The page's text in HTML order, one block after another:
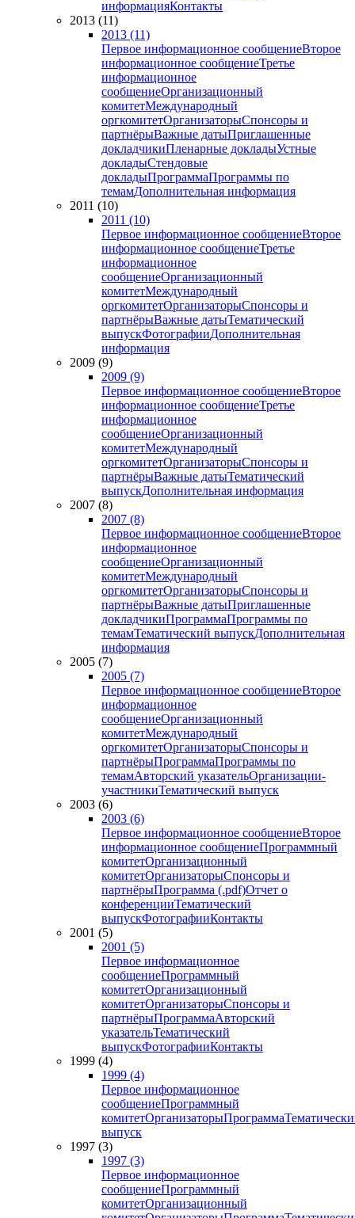
информацияКонтакты
2013 (11)
2013 (11)
Первое информационное сообщениеВторое
информационное сообщениеТретье
информационное
сообщениеОрганизационный
комитетМеждународный
оргкомитетОрганизаторыСпонсоры и
партнёрыВажные датыПриглашенные
докладчикиПленарные докладыУстные
докладыСтендовые
докладыПрограммаПрограммы по
темамДополнительная информация
2011 (10)
2011 (10)
Первое информационное сообщениеВторое
информационное сообщениеТретье
информационное
сообщениеОрганизационный
комитетМеждународный
оргкомитетОрганизаторыСпонсоры и
партнёрыВажные датыТематический
выпускФотографииДополнительная
информация
2009 (9)
2009 (9)
Первое информационное сообщениеВторое
информационное сообщениеТретье
информационное
сообщениеОрганизационный
комитетМеждународный
оргкомитетОрганизаторыСпонсоры и
партнёрыВажные датыТематический
выпускДополнительная информация
2007 (8)
2007 (8)
Первое информационное сообщениеВторое
информационное
сообщениеОрганизационный
комитетМеждународный
оргкомитетОрганизаторыСпонсоры и
партнёрыВажные датыПриглашенные
докладчикиПрограммаПрограммы по
темамТематический выпускДополнительная
информация
2005 (7)
2005 (7)
Первое информационное сообщениеВторое
информационное
сообщениеОрганизационный
комитетМеждународный
оргкомитетОрганизаторыСпонсоры и
партнёрыПрограммаПрограммы по
темамАвторский указательОрганизации-
участникиТематический выпуск
2003 (6)
2003 (6)
Первое информационное сообщениеВторое
информационное сообщениеПрограммный
комитетОрганизационный
комитетОрганизаторыСпонсоры и
партнёрыПрограмма (.pdf)Отчет о
конференцииТематический
выпускФотографииКонтакты
2001 (5)
2001 (5)
Первое информационное
сообщениеПрограммный
комитетОрганизационный
комитетОрганизаторыСпонсоры и
партнёрыПрограммаАвторский
указательТематический
выпускФотографииКонтакты
1999 (4)
1999 (4)
Первое информационное
сообщениеПрограммный
комитетОрганизаторыПрограмма
выпуск
1997 (3)
1997 (3)
Первое информационное
сообщениеПрограммный
комитетОрганизационный